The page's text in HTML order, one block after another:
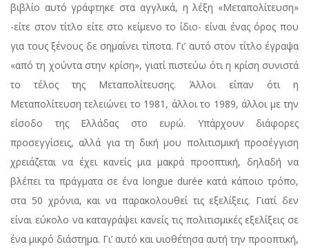
βιβλίο αυτό γράφτηκε στα αγγλικά, η λέξη «Μεταπολίτευση»
-είτε στον τίτλο είτε στο κείμενο το ίδιο- είναι ένας όρος που
για τους ξένους δε σημαίνει τίποτα. Γι’ αυτό στον τίτλο έγραψα
«από τη χούντα στην κρίση», γιατί πιστεύω ότι η κρίση συνιστά
το τέλος της Μεταπολίτευσης. Άλλοι είπαν ότι η
Μεταπολίτευση τελειώνει το 1981, άλλοι το 1989, άλλοι με την
είσοδο της Ελλάδας στο ευρώ. Υπάρχουν διάφορες
προσεγγίσεις, αλλά για τη δική μου πολιτισμική προσέγγιση
χρειάζεται να έχει κανείς μια μακρά προοπτική, δηλαδή να
βλέπει τα πράγματα σε ένα longue durée κατά κάποιο τρόπο,
στα 50 χρόνια, και να παρακολουθεί τις εξελίξεις. Γιατί δεν
είναι εύκολο να καταγράψει κανείς τις πολιτισμικές εξελίξεις σε
ένα μικρό διάστημα. Γι’ αυτό και υιοθέτησα αυτή την προοπτική,